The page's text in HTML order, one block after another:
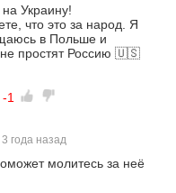
Украину!
что это за народ. Я
в Польше и
простят Россию 🇺🇸
-1
3 года назад
молитесь за неё